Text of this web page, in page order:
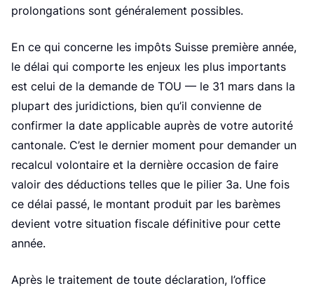
prolongations sont généralement possibles.
En ce qui concerne les impôts Suisse première année,
le délai qui comporte les enjeux les plus importants
est celui de la demande de TOU — le 31 mars dans la
plupart des juridictions, bien qu’il convienne de
confirmer la date applicable auprès de votre autorité
cantonale. C’est le dernier moment pour demander un
recalcul volontaire et la dernière occasion de faire
valoir des déductions telles que le pilier 3a. Une fois
ce délai passé, le montant produit par les barèmes
devient votre situation fiscale définitive pour cette
année.
Après le traitement de toute déclaration, l’office